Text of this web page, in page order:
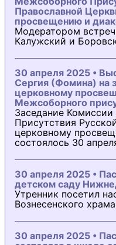
Православной
просвещению и
Модератором
Калужский и
30 апреля 2025 •
Сергия (Фомина) на
церковному
Межсоборного
Заседание
Присутствия
церковному
состоялось 30
30 апреля 2025 •
детском саду
Утренник посетил
Вознесенского
30 апреля 2025 •